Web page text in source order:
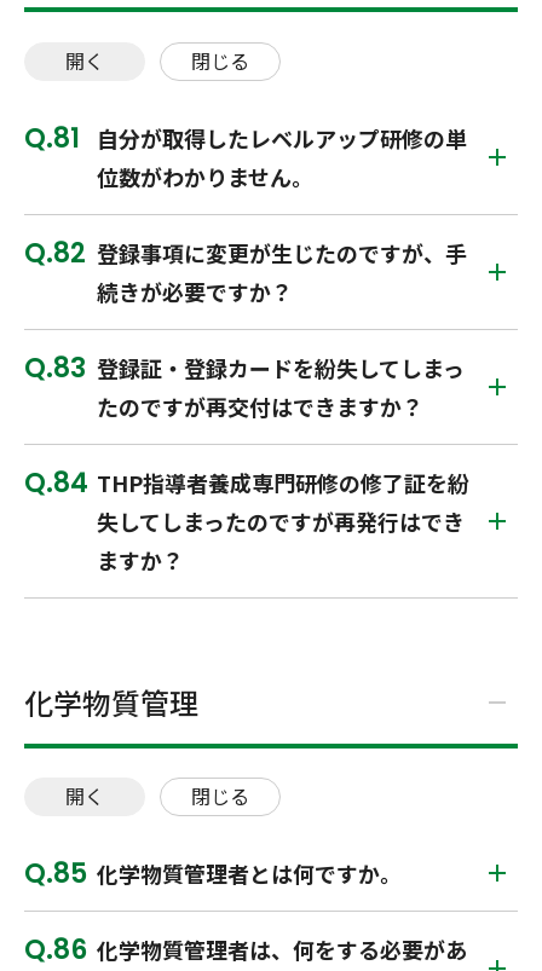
開く 閉じる
81
自分が取得したレベルアップ研修の単
位数がわかりません。
82 登録事項に変更が生じたのですが、手
続きが必要ですか？
83 登録証・登録カードを紛失してしまっ
たのですが再交付はできますか？
84 THP指導者養成専門研修の修了証を紛
失してしまったのですが再発行はでき
ますか？
化学物質管理
開く 閉じる
85 化学物質管理者とは何ですか。
86 化学物質管理者は、何をする必要があ